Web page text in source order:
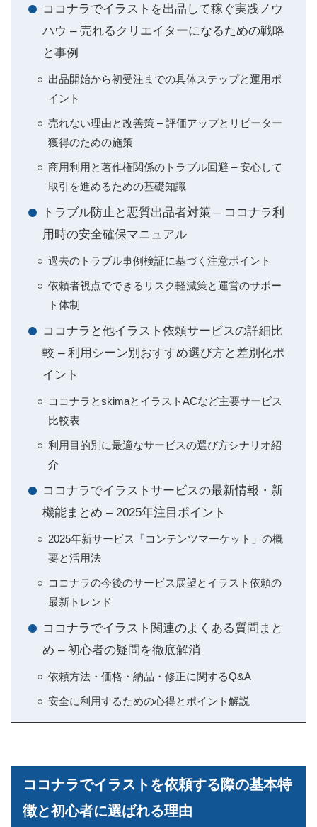
ココナラでイラストを出品して稼ぐ実践ノウ
ハウ – 売れるクリエイターになるための戦略
と事例
出品開始から初受注までの具体ステップと運用ポ
イント
売れない理由と改善策 – 評価アップとリピーター
獲得のための施策
商用利用と著作権関係のトラブル回避 – 安心して
取引を進めるための基礎知識
トラブル防止と悪質出品者対策 – ココナラ利
用時の安全確保マニュアル
過去のトラブル事例検証に基づく注意ポイント
依頼者視点でできるリスク軽減策と運営のサポー
ト体制
ココナラと他イラスト依頼サービスの詳細比
較 – 利用シーン別おすすめ選び方と差別化ポ
イント
ココナラとskimaとイラストACなど主要サービス
比較表
利用目的別に最適なサービスの選び方シナリオ紹
介
ココナラでイラストサービスの最新情報・新
機能まとめ – 2025年注目ポイント
2025年新サービス「コンテンツマーケット」の概
要と活用法
ココナラの今後のサービス展望とイラスト依頼の
最新トレンド
ココナラでイラスト関連のよくある質問まと
め – 初心者の疑問を徹底解消
依頼方法・価格・納品・修正に関するQ&A
安全に利用するための心得とポイント解説
ココナラでイラストを依頼する際の基本特
徴と初心者に選ばれる理由